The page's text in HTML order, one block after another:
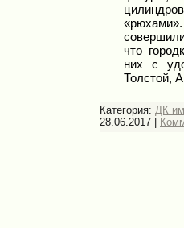
что
них с
Толстой,
Категория: ДК
28.06.2017 |